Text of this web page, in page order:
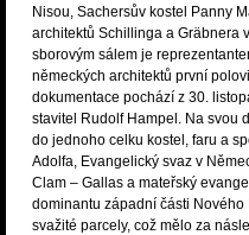
Nisou, Sachersův kostel Panny
architektů Schillinga a Gräbnera
sborovým sálem je
německých architektů první
dokumentace pochází z 30.
stavitel Rudolf Hampel. Na svou
do jednoho celku kostel, faru a
Adolfa, Evangelický svaz v
Clam – Gallas a mateřský
dominantu západní části
svažité parcely, což mělo za